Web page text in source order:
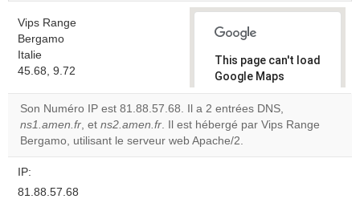
Vips Range
Bergamo
Italie
45.68, 9.72
This page can't load
Google Maps
correctly.
Do you
own this
Son Numéro IP est 81.88.57.68. Il a 2 entrées DNS,
ns1.amen.fr, et ns2.amen.fr. Il est hébergé par Vips Range
Bergamo, utilisant le serveur web Apache/2.
IP:
81.88.57.68